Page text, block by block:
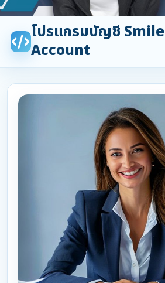
โปรแกรมบัญชี Smile
Account